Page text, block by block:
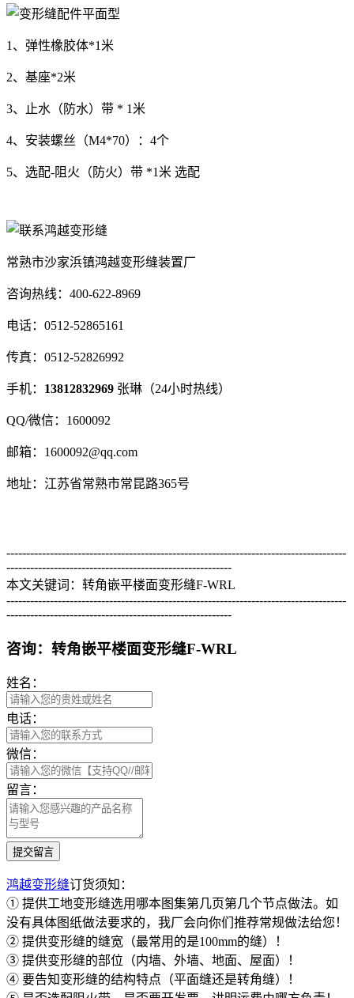
1、弹性橡胶体*1米
2、基座*2米
3、止水（防水）带 * 1米
4、安装螺丝（M4*70）：4个
5、选配-阻火（防火）带 *1米 选配
常熟市沙家浜镇鸿越变形缝装置厂
咨询热线：400-622-8969
电话：0512-52865161
传真：0512-52826992
手机： 13812832969 张琳（24小时热线）
QQ/微信：1600092
邮箱：1600092@qq.com
地址：江苏省常熟市常昆路365号
--------------------------------------------------------------------------------------
---------------------------------------------------------
本文关键词：转角嵌平楼面变形缝F-WRL
--------------------------------------------------------------------------------------
---------------------------------------------------------
咨询：转角嵌平楼面变形缝F-WRL
姓名：
电话：
微信：
留言：
鸿越变形缝订货须知：
① 提供工地变形缝选用哪本图集第几页第几个节点做法。如
没有具体图纸做法要求的，我厂会向你们推荐常规做法给您！
② 提供变形缝的缝宽（最常用的是100mm的缝）！
③ 提供变形缝的部位（内墙、外墙、地面、屋面）！
④ 要告知变形缝的结构特点（平面缝还是转角缝）！